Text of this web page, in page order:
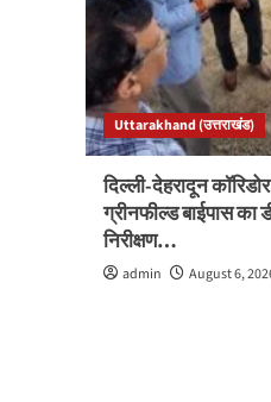
Uttarakhand (उत्तराखंड)
दिल्ली-देहरादून
ग्रीनफील्ड बाईपास का
निरीक्षण…
admin August 6,